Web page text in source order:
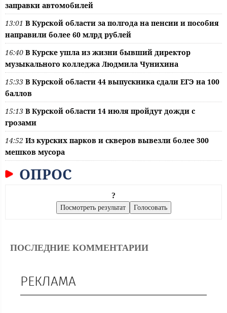
заправки автомобилей
13:01 В Курской области за полгода на пенсии и пособия
направили более 60 млрд рублей
16:40 В Курске ушла из жизни бывший директор
музыкального колледжа Людмила Чунихина
15:33 В Курской области 44 выпускника сдали ЕГЭ на 100
баллов
15:13 В Курской области 14 июля пройдут дожди с
грозами
14:52 Из курских парков и скверов вывезли более 300
мешков мусора
ОПРОС
?
ПОСЛЕДНИЕ КОММЕНТАРИИ
РЕКЛАМА